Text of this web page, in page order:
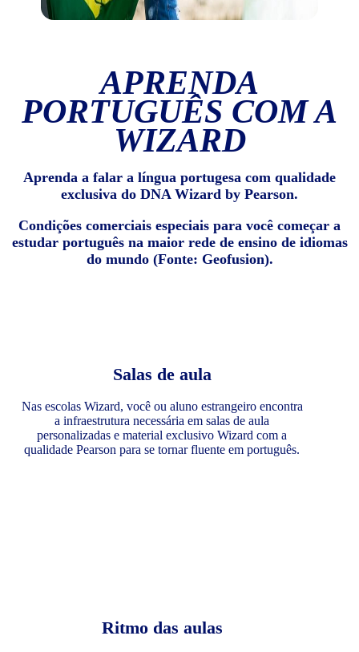
APRENDA
PORTUGUÊS COM A
WIZARD
Aprenda a falar a língua portugesa com qualidade
exclusiva do DNA Wizard by Pearson.
Condições comerciais especiais para você começar a
estudar português na maior rede de ensino de idiomas
do mundo (Fonte: Geofusion).
Salas de aula
Nas escolas Wizard, você ou aluno estrangeiro encontra
a infraestrutura necessária em salas de aula
personalizadas e material exclusivo Wizard com a
qualidade Pearson para se tornar fluente em português.
Ritmo das aulas